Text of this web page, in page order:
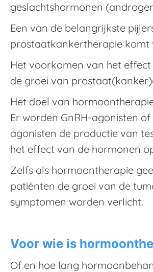
geslachtshormonen
Een van de belangrijkste
prostaatkankertherapie komt
Het voorkomen van het
de groei van
Het doel van
Er worden GnRH-agonisten
agonisten de productie van
het effect van de hormonen
Zelfs als hormoontherapie
patiënten de groei van de
symptomen worden verlicht.
Voor wie is
Of en hoe lang